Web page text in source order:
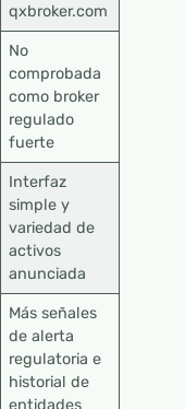
qxbroker.com
No
comprobada
como broker
regulado
fuerte
Interfaz
simple y
variedad de
activos
anunciada
Más señales
de alerta
regulatoria e
historial de